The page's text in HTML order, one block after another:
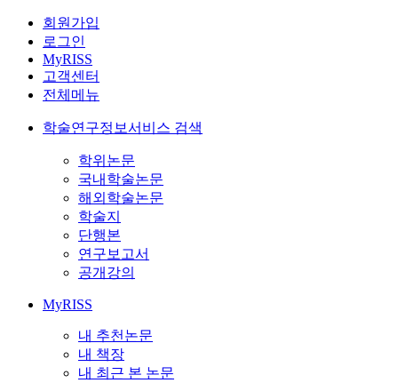
회원가입
로그인
MyRISS
고객센터
전체메뉴
학술연구정보서비스 검색
학위논문
국내학술논문
해외학술논문
학술지
단행본
연구보고서
공개강의
MyRISS
내 추천논문
내 책장
내 최근 본 논문